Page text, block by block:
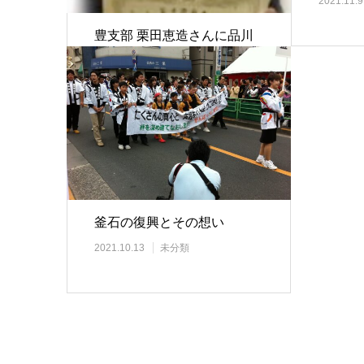
豊支部 栗田恵造さんに品川
区から表彰状授与
2024.01.11 未分類
釜石の復興とその想い
2021.10.13 未分類